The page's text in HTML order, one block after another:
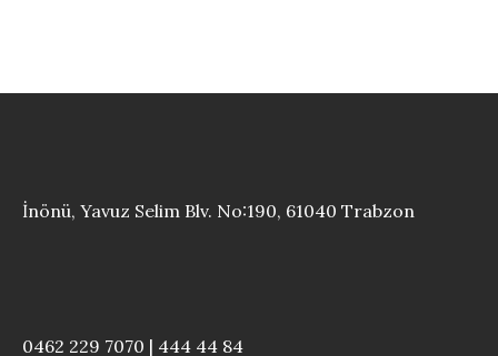
İnönü, Yavuz Selim Blv. No:190, 61040 Trabzon
0462 229 7070 | 444 44 84